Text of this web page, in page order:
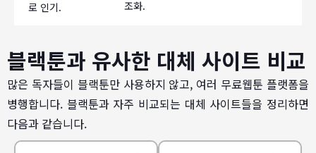
로 인기. 조화.
블랙툰과 유사한 대체 사이트 비교
많은 독자들이 블랙툰만 사용하지 않고, 여러 무료웹툰 플랫폼을
병행합니다. 블랙툰과 자주 비교되는 대체 사이트들을 정리하면
다음과 같습니다.